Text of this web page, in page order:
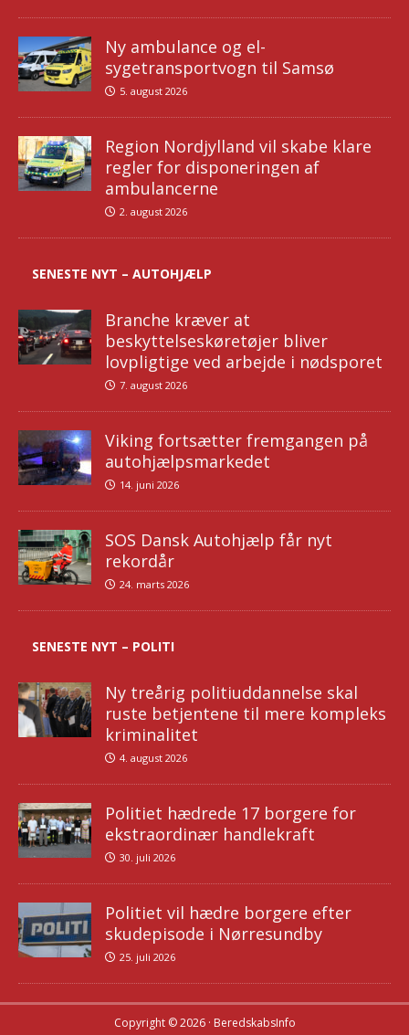
Ny ambulance og el-
sygetransportvogn til Samsø
5. august 2026
Region Nordjylland vil skabe klare
regler for disponeringen af
ambulancerne
2. august 2026
SENESTE NYT – AUTOHJÆLP
Branche kræver at
beskyttelseskøretøjer bliver
lovpligtige ved arbejde i nødsporet
7. august 2026
Viking fortsætter fremgangen på
autohjælpsmarkedet
14. juni 2026
SOS Dansk Autohjælp får nyt
rekordår
24. marts 2026
SENESTE NYT – POLITI
Ny treårig politiuddannelse skal
ruste betjentene til mere kompleks
kriminalitet
4. august 2026
Politiet hædrede 17 borgere for
ekstraordinær handlekraft
30. juli 2026
Politiet vil hædre borgere efter
skudepisode i Nørresundby
25. juli 2026
Copyright © 2026 · BeredskabsInfo